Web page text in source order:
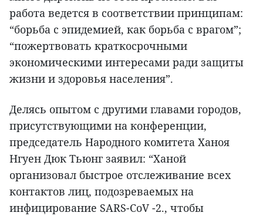
работа ведется в соответствии принципам:
“борьба с эпидемией, как борьба с врагом”;
“пожертвовать краткосрочными
экономическими интересами ради защиты
жизни и здоровья населения”.
Делясь опытом с другими главами городов,
присутствующими на конференции,
председатель Народного комитета Ханоя
Нгуен Дюк Тьюнг заявил: “Ханой
организовал быстрое отслеживание всех
контактов лиц, подозреваемых на
инфицирование SARS-CoV -2., чтобы